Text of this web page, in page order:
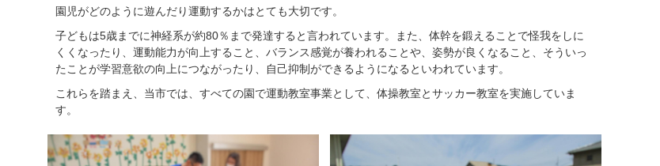
園児がどのように遊んだり運動するかはとても大切です。
子どもは5歳までに神経系が約80％まで発達すると言われています。また、体幹を鍛えることで怪我をしに
くくなったり、運動能力が向上すること、バランス感覚が養われることや、姿勢が良くなること、そういっ
たことが学習意欲の向上につながったり、自己抑制ができるようになるといわれています。
これらを踏まえ、当市では、すべての園で運動教室事業として、体操教室とサッカー教室を実施していま
す。